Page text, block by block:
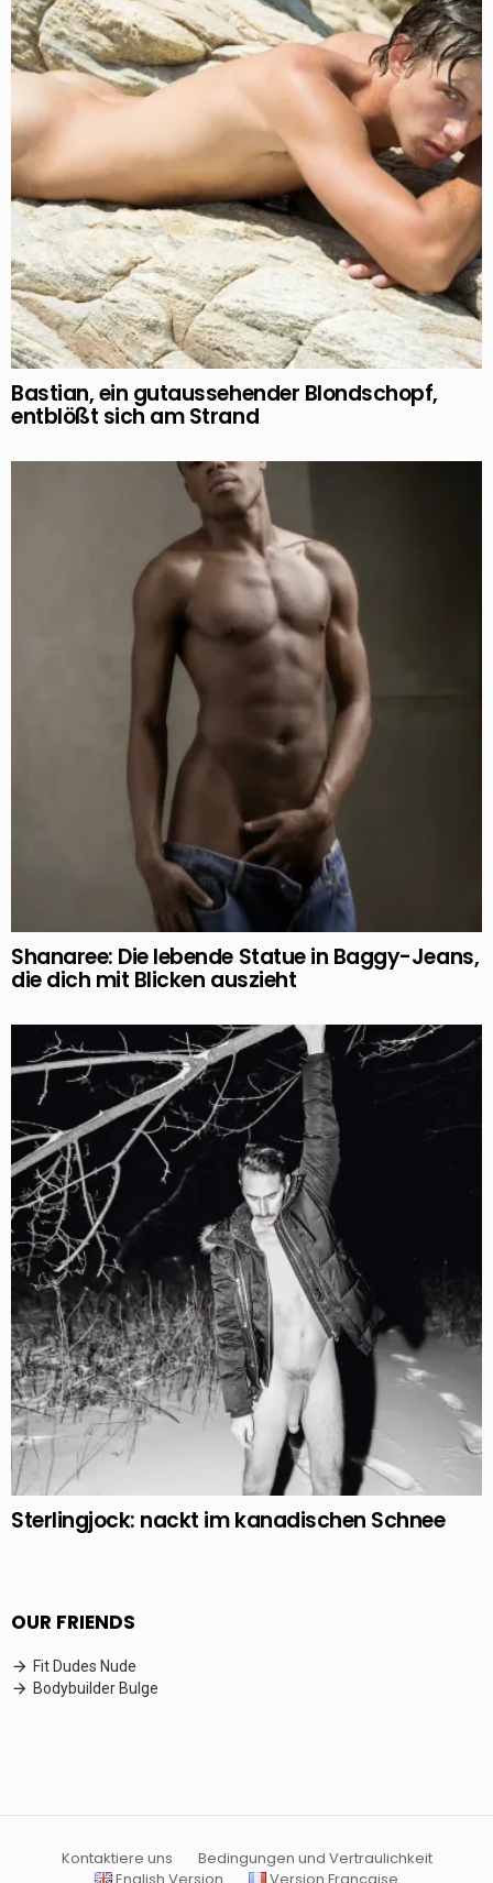
Bastian, ein gutaussehender Blondschopf,
entblößt sich am Strand
Shanaree: Die lebende Statue in Baggy-Jeans,
die dich mit Blicken auszieht
Sterlingjock: nackt im kanadischen Schnee
OUR FRIENDS
Fit Dudes Nude
Bodybuilder Bulge
Kontaktiere uns
Bedingungen und Vertraulichkeit